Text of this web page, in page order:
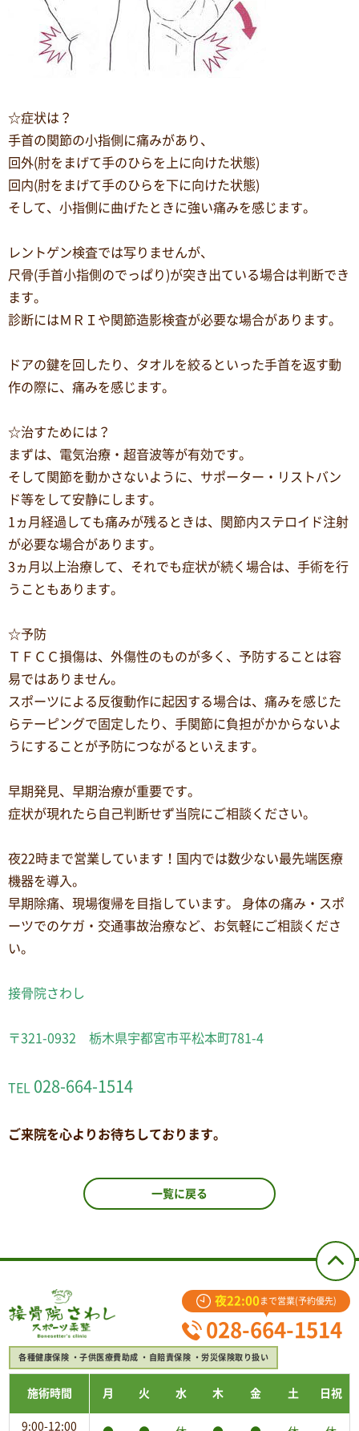
☆症状は？
手首の関節の小指側に痛みがあり、
回外(肘をまげて手のひらを上に向けた状態)
回内(肘をまげて手のひらを下に向けた状態)
そして、小指側に曲げたときに強い痛みを感じます。
レントゲン検査では写りませんが、
尺骨(手首小指側のでっぱり)が突き出ている場合は判断でき
ます。
診断にはＭＲＩや関節造影検査が必要な場合があります。
ドアの鍵を回したり、タオルを絞るといった手首を返す動
作の際に、痛みを感じます。
☆治すためには？
まずは、電気治療・超音波等が有効です。
そして関節を動かさないように、サポーター・リストバン
ド等をして安静にします。
1ヵ月経過しても痛みが残るときは、関節内ステロイド注射
が必要な場合があります。
3ヵ月以上治療して、それでも症状が続く場合は、手術を行
うこともあります。
☆予防
ＴＦＣＣ損傷は、外傷性のものが多く、予防することは容
易ではありません。
スポーツによる反復動作に起因する場合は、痛みを感じた
らテーピングで固定したり、手関節に負担がかからないよ
うにすることが予防につながるといえます。
早期発見、早期治療が重要です。
症状が現れたら自己判断せず当院にご相談ください。
夜22時まで営業しています！国内では数少ない最先端医療
機器を導入。
早期除痛、現場復帰を目指しています。 身体の痛み・スポ
ーツでのケガ・交通事故治療など、お気軽にご相談くださ
い。
接骨院さわし
〒321-0932 栃木県宇都宮市平松本町781-4
TEL 028-664-1514
ご来院を心よりお待ちしております。
一覧に戻る
夜22:00 まで営業(予約優先)
028-664-1514
各種健康保険 子供医療費助成 自賠責保険 労災保険取り扱い
施術時間 月 火 水 木 金 土 日祝
9:00-12:00